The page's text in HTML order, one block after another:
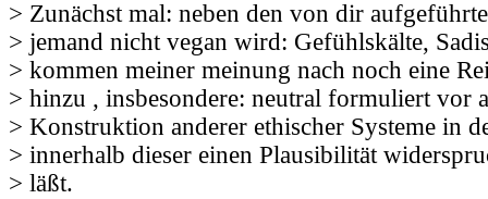
> Zunächst mal: neben den von dir
> jemand nicht vegan wird: Gefühlskälte,
> kommen meiner meinung nach noch eine
> hinzu , insbesondere: neutral formuliert vor
> Konstruktion anderer ethischer Systeme in
> innerhalb dieser einen Plausibilität
> läßt.